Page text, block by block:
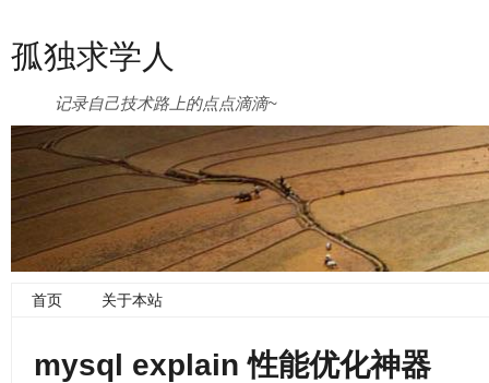
孤独求学人
记录自己技术路上的点点滴滴~
首页 关于本站
mysql explain 性能优化神器